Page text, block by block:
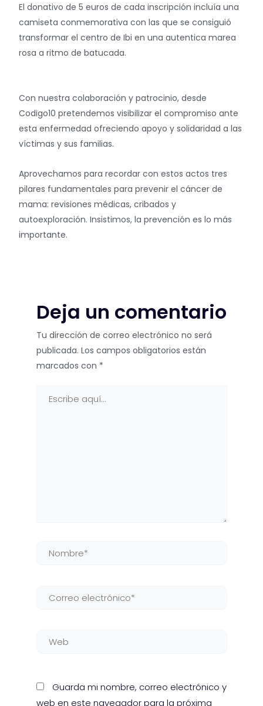
El donativo de 5 euros de cada inscripción incluía una
camiseta conmemorativa con las que se consiguió
transformar el centro de Ibi en una autentica marea
rosa a ritmo de batucada.
Con nuestra colaboración y patrocinio, desde
Codigo10 pretendemos visibilizar el compromiso ante
esta enfermedad ofreciendo apoyo y solidaridad a las
víctimas y sus familias.
Aprovechamos para recordar con estos actos tres
pilares fundamentales para prevenir el cáncer de
mama: revisiones médicas, cribados y
autoexploración. Insistimos, la prevención es lo más
importante.
Deja un comentario
Tu dirección de correo electrónico no será
publicada. Los campos obligatorios están
marcados con *
Nombre*
Correo
Web
Guarda mi nombre, correo electrónico y
web en este navegador para la próxima